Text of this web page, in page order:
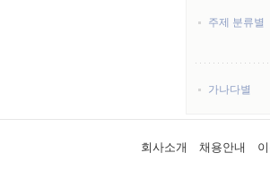
주제 분류별
가나다별
회사소개 채용안내